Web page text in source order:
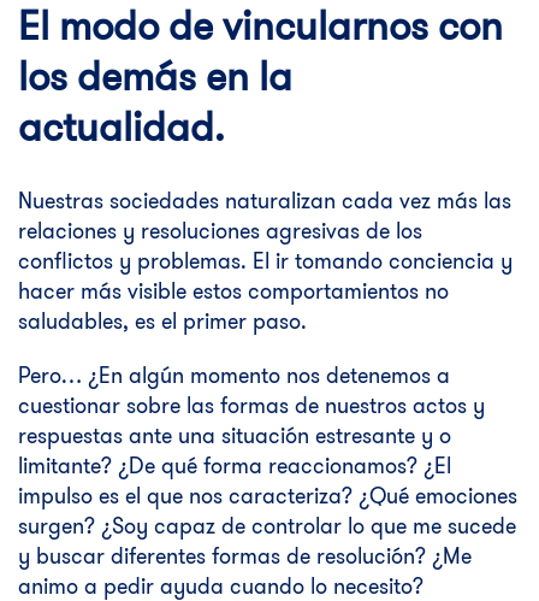
El modo de vincularnos con
los demás en la
actualidad.
Nuestras sociedades naturalizan cada vez más las
relaciones y resoluciones agresivas de los
conflictos y problemas. El ir tomando conciencia y
hacer más visible estos comportamientos no
saludables, es el primer paso.
Pero… ¿En algún momento nos detenemos a
cuestionar sobre las formas de nuestros actos y
respuestas ante una situación estresante y o
limitante? ¿De qué forma reaccionamos? ¿El
impulso es el que nos caracteriza? ¿Qué emociones
surgen? ¿Soy capaz de controlar lo que me sucede
y buscar diferentes formas de resolución? ¿Me
animo a pedir ayuda cuando lo necesito?